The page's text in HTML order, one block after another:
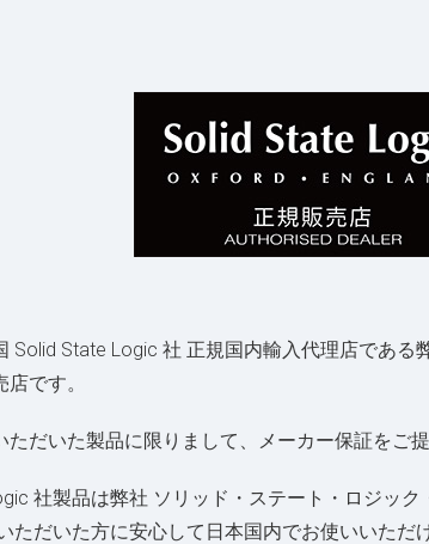
Solid State Logic 社 正規国内輸入代理店であ
です。
だいた製品に限りまして、メーカー保証をご提
社製品は弊社 ソリッド・ステート・ロジッ
だいた方に安心して日本国内でお使いいただ